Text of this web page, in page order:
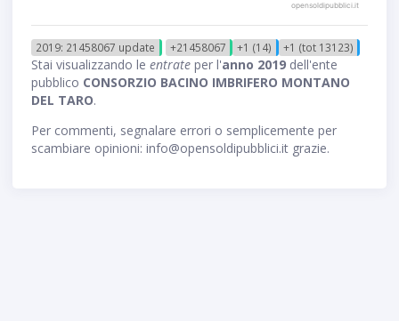
opensoldipubblici.it
2019: 21458067 update +21458067 +1 (14) +1 (tot 13123)
Stai visualizzando le entrate per l'anno 2019 dell'ente
pubblico CONSORZIO BACINO IMBRIFERO MONTANO
DEL TARO.
Per commenti, segnalare errori o semplicemente per
scambiare opinioni: info@opensoldipubblici.it grazie.